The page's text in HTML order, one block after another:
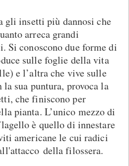
gli insetti più dannosi che
arreca grandi
Si conoscono due forme di
sulle foglie della vita
e l’altra che vive sulle
sua puntura, provoca la
che finiscono per
pianta. L’unico mezzo di
è quello di innestare
americane le cui radici
della filossera.